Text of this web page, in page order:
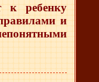
к ребенку
и